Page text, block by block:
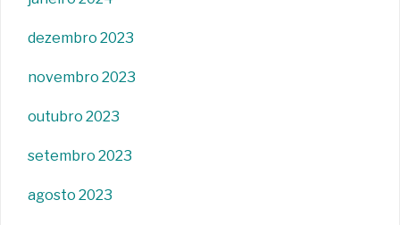
dezembro 2023
novembro 2023
outubro 2023
setembro 2023
agosto 2023